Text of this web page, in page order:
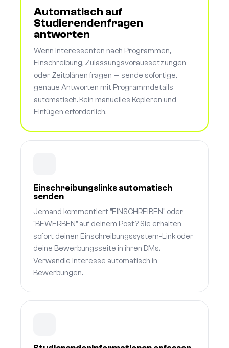
Automatisch auf
Studierendenfragen
antworten
Wenn Interessenten nach Programmen,
Einschreibung, Zulassungsvoraussetzungen
oder Zeitplänen fragen — sende sofortige,
genaue Antworten mit Programmdetails
automatisch. Kein manuelles Kopieren und
Einfügen erforderlich.
Einschreibungslinks automatisch
senden
Jemand kommentiert "EINSCHREIBEN" oder
"BEWERBEN" auf deinem Post? Sie erhalten
sofort deinen Einschreibungssystem-Link oder
deine Bewerbungsseite in ihren DMs.
Verwandle Interesse automatisch in
Bewerbungen.